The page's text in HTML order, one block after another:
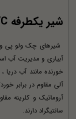
شیر یکطرفه PVC
خورنده مانند آب
آلی مقاوم در برابر
سانتیگراد دارند.